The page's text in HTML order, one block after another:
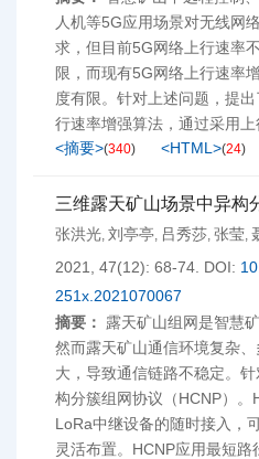
人机等5G应用场景对无线网
求，但目前5G网络上行速率
限，而现有5G网络上行速率
度有限。针对上述问题，提
行速率增强算法，通过采用上
<摘要>(340) <HTML>(24)
三维露天矿山场景中异构
张洪光, 刘亭亭, 吕秀莎, 张莹,
2021, 47(12): 68-74. DOI:
251x.2021070067
摘要：
露天矿山组网是智慧
然而露天矿山通信环境复杂
大，导致通信链路不稳定。
构分簇组网协议（HCNP）。
LoRa中继设备的随时接入，
灵活布置。HCNP应用最短路